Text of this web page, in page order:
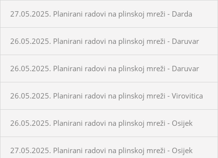
27.05.2025. Planirani radovi na plinskoj mreži - Darda
26.05.2025. Planirani radovi na plinskoj mreži - Daruvar
26.05.2025. Planirani radovi na plinskoj mreži - Daruvar
26.05.2025. Planirani radovi na plinskoj mreži - Virovitica
26.05.2025. Planirani radovi na plinskoj mreži - Osijek
27.05.2025. Planirani radovi na plinskoj mreži - Osijek